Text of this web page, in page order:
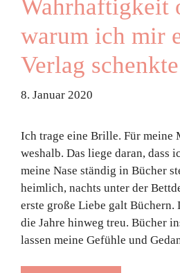
Wahrhaftig­keit
warum ich mir
Verlag schenkte
8. Januar 2020
Ich trage eine Brille. Für meine
weshalb. Das liege daran, dass
meine Nase ständig in Bücher
heimlich, nachts unter der
erste große Liebe galt
die Jahre hinweg treu. Bücher
lassen meine Gefühle und